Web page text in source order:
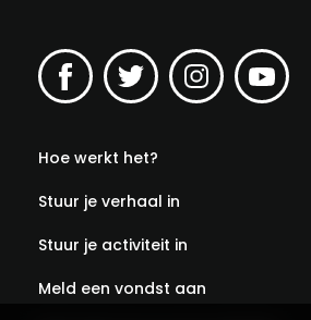
Hoe werkt het?
Stuur je verhaal in
Stuur je activiteit in
Meld een vondst aan